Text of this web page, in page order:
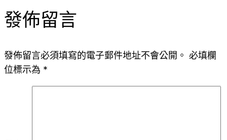
發佈留言
發佈留言必須填寫的電子郵件地址不會公開。 必填欄
位標示為 *